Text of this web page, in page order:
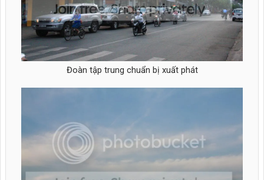
Đoàn tập trung chuẩn bị xuất phát